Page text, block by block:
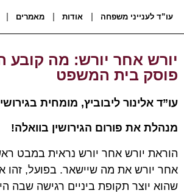
עו”ד לענייני משפחה אודות מאמרים
יורש אחר יורש: מה קובע
פוסק בית המשפט
עו”ד אלינור ליבוביץ, מומחית
מנהלת את פורום הגירושין בוואלה!
הוראת יורש אחר יורש נראית במבט
אחר יורש את מה שיישאר. בפועל, זהו
שהוא יוצר תקופת ביניים רגישה שבה